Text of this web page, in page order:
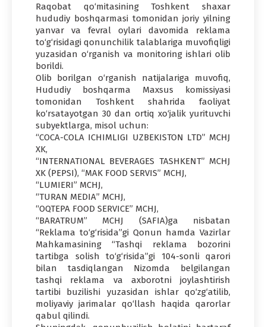
Raqobat qo‘mitasining Toshkent shaxar
hududiy boshqarmasi tomonidan joriy yilning
yanvar va fevral oylari davomida reklama
to‘g‘risidagi qonunchilik talablariga muvofiqligi
yuzasidan o‘rganish va monitoring ishlari olib
borildi.
Olib borilgan o‘rganish natijalariga muvofiq,
Hududiy boshqarma Maxsus komissiyasi
tomonidan Toshkent shahrida faoliyat
ko‘rsatayotgan 30 dan ortiq xo‘jalik yurituvchi
subyektlarga, misol uchun:
“COCA-COLA ICHIMLIGI UZBEKISTON LTD” MCHJ
XK,
“INTERNATIONAL BEVERAGES TASHKENT” MCHJ
XK (PEPSI), “MAK FOOD SERVIS” MCHJ,
“LUMIERI” MCHJ,
“TURAN MEDIA” MCHJ,
“OQTEPA FOOD SERVICE” MCHJ,
“BARATRUM” MCHJ (SAFIA)ga nisbatan
“Reklama to‘g‘risida”gi Qonun hamda Vazirlar
Mahkamasining “Tashqi reklama bozorini
tartibga solish to‘g‘risida”gi 104-sonli qarori
bilan tasdiqlangan Nizomda belgilangan
tashqi reklama va axborotni joylashtirish
tartibi buzilishi yuzasidan ishlar qo‘zg‘atilib,
moliyaviy jarimalar qo‘llash haqida qarorlar
qabul qilindi.